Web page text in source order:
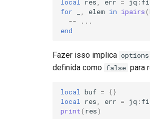
for
elem in ipairs(
-- ...
end
Fazer isso implica
definida como false para
local buf =
{}
local
res err = jq :
print( res)